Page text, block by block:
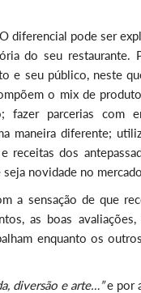
diferencial pode ser
do seu restaurante.
e seu público, neste
o mix de
fazer parcerias com
maneira diferente;
receitas dos
novidade no
a sensação de que
as boas
enquanto os
diversão e arte…”e por